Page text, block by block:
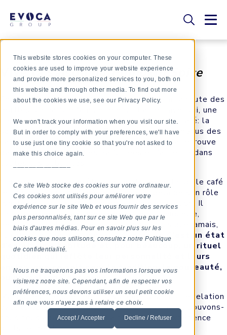
This website stores cookies on your computer. These
cookies are used to improve your website experience
and provide more personalized services to you, both on
this website and through other media. To find out more
about the cookies we use, see our Privacy Policy.
We won't track your information when you visit our site.
But in order to comply with your preferences, we'll have
to use just one tiny cookie so that you're not asked to
make this choice again.
Ce site Web stocke des cookies sur votre ordinateur.
Ces cookies sont utilisés pour améliorer votre
expérience sur le site Web et vous fournir des services
plus personnalisés, tant sur ce site Web que par le
biais d'autres médias. Pour en savoir plus sur les
cookies que nous utilisons, consultez notre Politique
de confidentialité.
Nous ne traquerons pas vos informations lorsque vous
visiterez notre site. Cependant, afin de respecter vos
préférences, nous devons utiliser un seul petit cookie
afin que vous n'ayez pas à refaire ce choix.
Accept / Accepter Decline / Refuser
Vive la saison duPumpkin Spice
Chaque année, à l’arrivée de l’automne et à la chute des
feuilles, un parfum familier emplit l’air et, avec lui, une
nouvelle frénésie s’empare des amateurs de café: la
saison dupumpkin spice. Elle s’empare des menus des
cafés et envahit les stories Instagram. On la retrouve
dans toutes les bougies parfumées et fait écho dans
Son retour annuel révèle une tendance de fond : le café
(et autres boissons) a évolué bien au-delà de son rôle
fonctionnel de source d’énergie ou d’hydratation. Il
constitue désormais une expérience : individuelle,
personnalisable et riche en émotions. Plus que jamais,
le café n’est pas seulement une boisson.C’est un état
d’esprit, une habitude et, pour beaucoup, un rituel
quotidien qui reflète leur personnalité et leurs
envies, que ce soit pour la tradition, la nouveauté,
ou un mélange des deux.
Mais qu’est-ce que cela nous apprend sur notre relation
avec le café aujourd’hui,? Et surtout, comment pouvons-
nous nous adapter et offrir à nos clients l’expérience
qu’ils recherchent ?